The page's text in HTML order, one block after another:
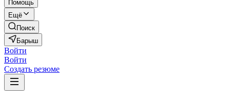
Помощь
Ещё
Поиск
Барыш
Войти
Войти
Создать резюме